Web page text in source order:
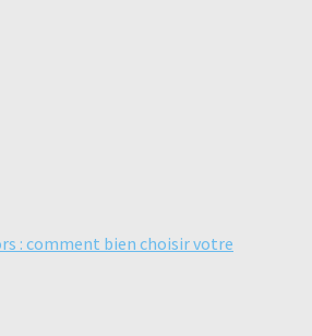
: comment bien choisir votre